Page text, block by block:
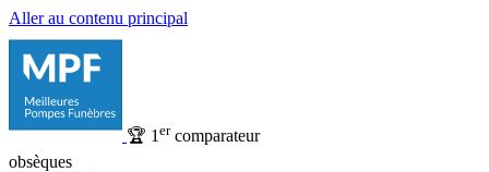
Aller au contenu principal
🏆 1 ercomparateur
obsèques